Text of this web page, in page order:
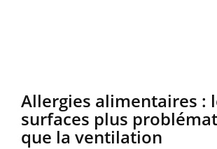
Allergies alimentaires :
surfaces plus
que la ventilation